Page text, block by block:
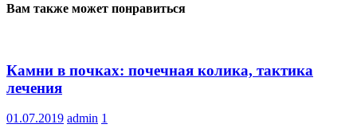
Вам также может понравиться
Камни в почках: почечная колика, тактика
лечения
01.07.2019 admin 1